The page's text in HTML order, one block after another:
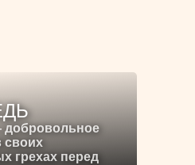
добровольное
своих
грехах перед